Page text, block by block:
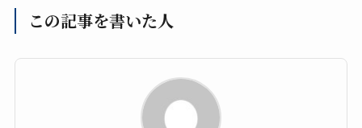
この記事を書いた人